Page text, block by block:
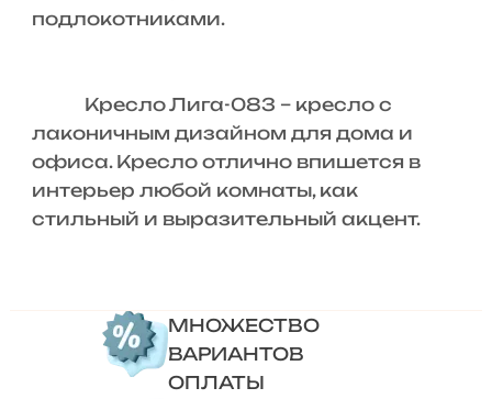
подлокотниками.
Кресло Лига-083 – кресло с
лаконичным дизайном для дома и
офиса. Кресло отлично впишется в
интерьер любой комнаты, как
стильный и выразительный акцент.
МНОЖЕСТВО
ВАРИАНТОВ
ОПЛАТЫ